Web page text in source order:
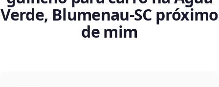
Verde, Blumenau‑SC próximo
de mim